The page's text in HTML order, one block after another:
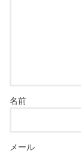
名前
メール